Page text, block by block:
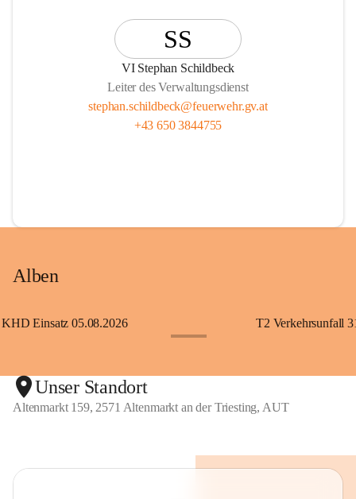
SS
VI Stephan Schildbeck
Leiter des Verwaltungsdienst
stephan.schildbeck@feuerwehr.gv.at
+43 650 3844755
Alben
KHD Einsatz 05.08.2026 T2 Verkehrsunfall
Unser Standort
Altenmarkt 159, 2571 Altenmarkt an der Triesting, AUT